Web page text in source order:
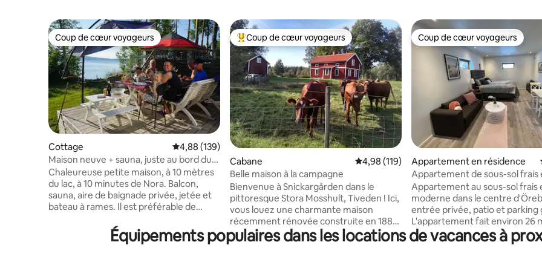
Coup de cœur voyageurs
Coup de cœur voyageurs
Cottage Évaluation moyenne sur la base de 139 commentaires : 4,88 sur 5
4,88 (139)
Maison neuve + sauna, juste au bord du
lac
Chaleureuse petite maison, à 10 mètres
du lac, à 10 minutes de Nora. Balcon,
sauna, aire de baignade privée, jetée et
bateau à rames. Il est préférable de
hamac sur la jetée (heure d'été). Le
bâtiment principal est nouvellement
Coups de cœur voyageurs les plus appréciés
Coup de cœur voyageurs
Cabane Évaluation moyenne sur la base de 119
4,98 (119)
Belle maison à la campagne
Bienvenue à Snickargården dans le
pittoresque Stora Mosshult, Tiveden ! Ici,
vous louez une charmante maison
récemment rénovée construite en 1886
avec de la place pour un maximum de 8
personnes. Dans la maison, il y a toutes
Coup de cœur voyageurs
Coup de cœur voyageurs
Appartement en résidence
Appartement de sous-sol frais
avec terrasse
Appartement au sous-sol frais
moderne dans le centre
entrée privée, patio et parking
L'appartement fait environ 26
dispose de sa propre salle de
sa propre cuisine. La cuisine
Équipements populaires dans les locations de vacances à